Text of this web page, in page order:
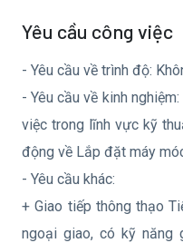
Yêu cầu công việc
- Yêu cầu về trình độ:
- Yêu cầu về kinh
việc trong lĩnh vực kỹ
động về Lắp đặt máy
- Yêu cầu khác:
+ Giao tiếp thông thạo
ngoại giao, có kỹ năng